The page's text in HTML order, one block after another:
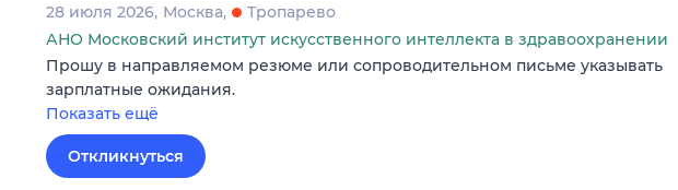
28 июля 2026 Москва
Тропарево
АНО Московский институт искусственного интеллекта в здравоохранении
Прошу в направляемом резюме или сопроводительном письме указывать
зарплатные ожидания.
Показать ещё
Откликнуться